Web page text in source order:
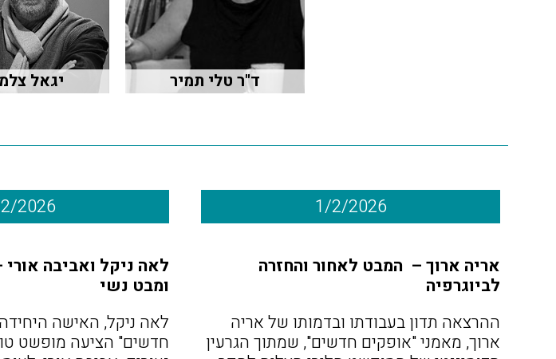
ד"ר טלי תמיר יגאל
1/2/2026
אריה ארוך – המבט לאחור והחזרה
לביוגרפיה
ההרצאה תדון בעבודתו ובדמותו של אריה
ארוך, מאמני "אופקים חדשים", שמתוך הגרעין
2026
לאה ניקל ואביבה
ומבט נשי
לאה ניקל, האישה
חדשים" הציעה מופשט